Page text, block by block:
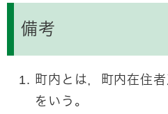
備考
町内とは，町内在住
をいう。